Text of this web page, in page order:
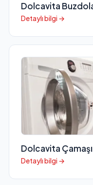
Dolcavita
Detaylı bilgi →
Dolcavita
Detaylı bilgi →